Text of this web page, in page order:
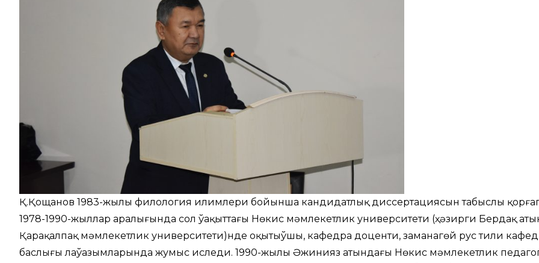
Қ.Қощанов 1983-жылы филология илимлери бойынша кандидатлық диссертациясын табыслы
1978-1990-жыллар аралығында сол ўақыттағы Нөкис мәмлекетлик университети (ҳәзирги Бердақ
Қарақалпақ мәмлекетлик университети)нде оқытыўшы, кафедра доценти, заманагөй рус тили
баслығы лаўазымларында жумыс иследи. 1990-жылы Әжинияз атындағы Нөкис мәмлекетлик